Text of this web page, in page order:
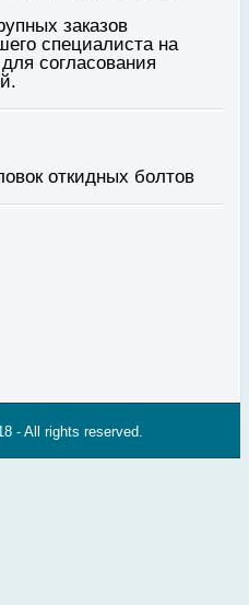
заказов
специалиста на
согласования
откидных болтов
- All rights reserved.